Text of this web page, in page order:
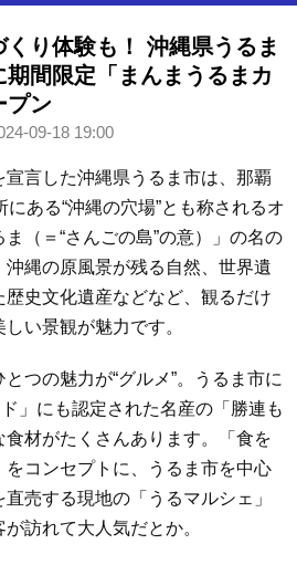
くり体験も！ 沖縄県うるま
間限定「まんまうるまカ
プン
09-18 19:00
言した沖縄県うるま市は、那覇
ある“沖縄の穴場”とも称されるオ
（＝“さんごの島”の意）」の名の
縄の原風景が残る自然、世界遺
史文化遺産などなど、観るだけ
い景観が魅力です。
つの魅力が“グルメ”。うるま市に
」にも認定された名産の「勝連も
材がたくさんあります。「食を
コンセプトに、うるま市を中心
売する現地の「うるマルシェ」
訪れて大人気だとか。